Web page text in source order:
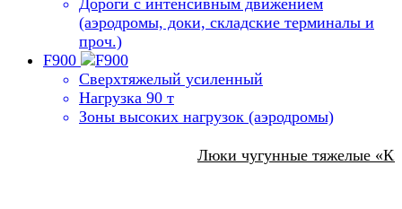
(аэродромы, доки, складские терминалы и
проч.)
F900
Сверхтяжелый усиленный
Нагрузка 90 т
Зоны высоких нагрузок (аэродромы)
Люки чугунные тяжелые «К»